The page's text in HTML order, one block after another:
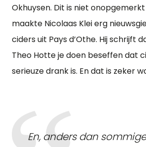
Okhuysen. Dit is niet
maakte Nicolaas Klei erg
ciders uit Pays d’Othe. Hij schrijft
Theo Hotte je doen beseffen dat
serieuze drank is. En dat is zeker
En, anders dan